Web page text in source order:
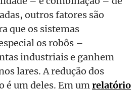
outros fatores são
que os sistemas
os robôs –
industriais e ganhem
lares. A redução dos
é um deles. Em um relatório